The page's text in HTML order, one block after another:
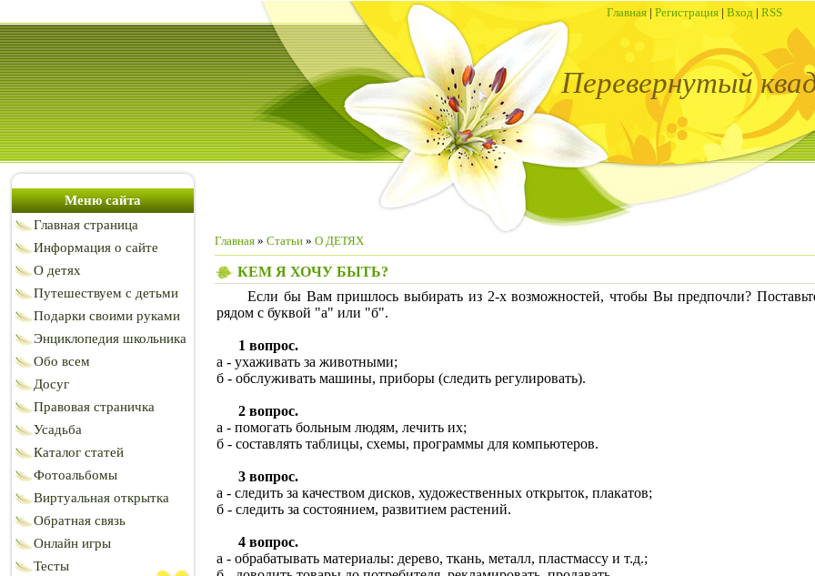
Главная | Регистрация | Вход | RSS
Перевернутый
Меню сайта
Главная страница
Информация о сайте
О детях
Путешествуем с детьми
Подарки своими руками
Энциклопедия школьника
Обо всем
Досуг
Правовая страничка
Усадьба
Каталог статей
Фотоальбомы
Виртуальная открытка
Обратная связь
Онлайн игры
Тесты
Главная » Статьи » О ДЕТЯХ
КЕМ Я ХОЧУ БЫТЬ?
Если бы Вам пришлось выбирать из 2-х возможностей, чтобы Вы предпочли?
рядом с буквой "а" или "б".
1 вопрос.
а - ухаживать за животными;
б - обслуживать машины, приборы (следить регулировать).
2 вопрос.
а - помогать больным людям, лечить их;
б - составлять таблицы, схемы, программы для компьютеров.
3 вопрос.
а - следить за качеством дисков, художественных открыток, плакатов;
б - следить за состоянием, развитием растений.
4 вопрос.
а - обрабатывать материалы: дерево, ткань, металл, пластмассу и т.д.;